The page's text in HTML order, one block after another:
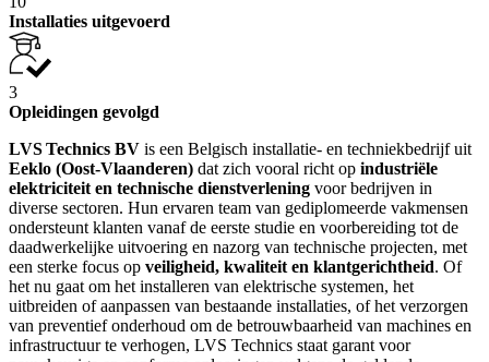
Installaties uitgevoerd
3
Opleidingen gevolgd
LVS Technics BV is een Belgisch installatie‑ en techniekbedrijf uit
Eeklo (Oost‑Vlaanderen) dat zich vooral richt op industriële
elektriciteit en technische dienstverlening voor bedrijven in
diverse sectoren. Hun ervaren team van gediplomeerde vakmensen
ondersteunt klanten vanaf de eerste studie en voorbereiding tot de
daadwerkelijke uitvoering en nazorg van technische projecten, met
een sterke focus op veiligheid, kwaliteit en klantgerichtheid. Of
het nu gaat om het installeren van elektrische systemen, het
uitbreiden of aanpassen van bestaande installaties, of het verzorgen
van preventief onderhoud om de betrouwbaarheid van machines en
infrastructuur te verhogen, LVS Technics staat garant voor